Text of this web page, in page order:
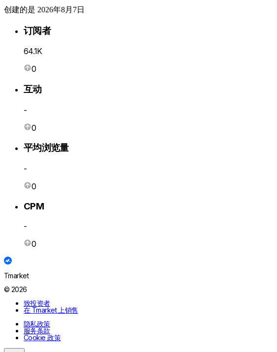
创建的是 2026年8月7日
订阅者
64.1K
0
互动
-
0
平均浏览量
-
0
CPM
-
0
Tmarket
© 2026
致投资者
在 Tmarket 上销售
隐私政策
服务条款
Cookie 政策